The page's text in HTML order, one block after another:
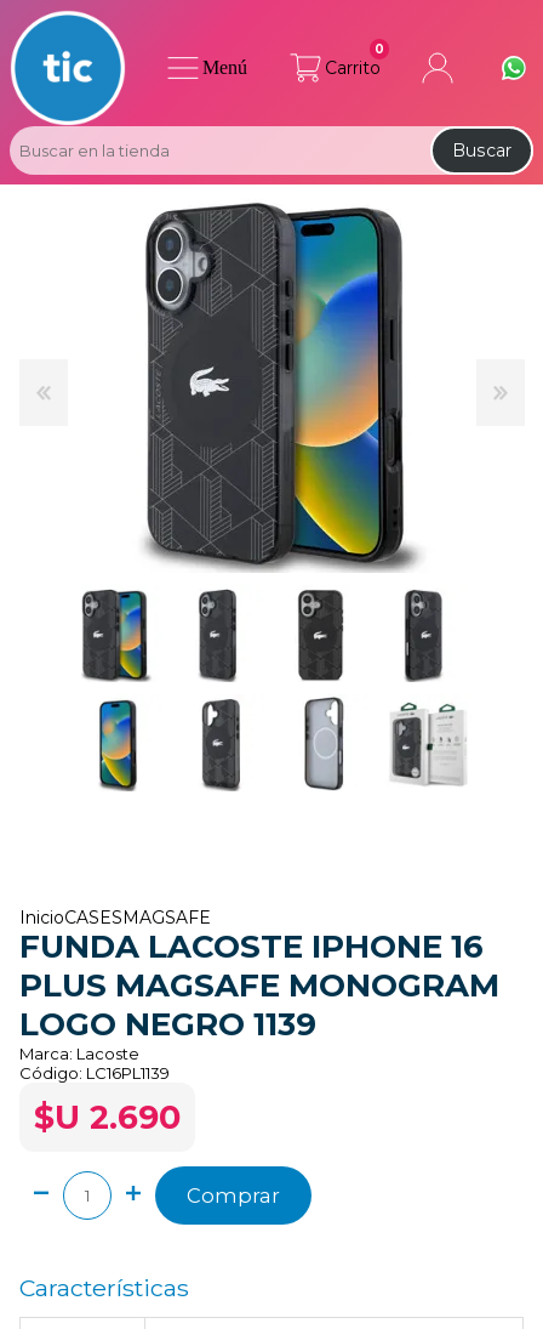
Carrito
0
Buscar
Menú
InicioCASES MAGSAFE
FUNDA LACOSTE IPHONE 16
PLUS MAGSAFE MONOGRAM
LOGO NEGRO 1139
Marca: Lacoste
Código: LC16PL1139
$U 2.690
Comprar
Características